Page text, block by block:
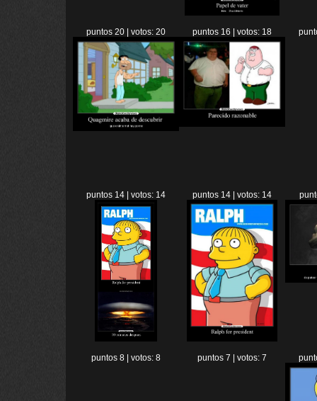
puntos 20 | votos: 20 puntos 16 | votos: 18
puntos 14 | votos: 14 puntos 14 | votos: 14
puntos 8 | votos: 8 puntos 7 | votos: 7